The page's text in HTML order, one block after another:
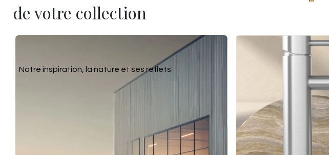
de votre collection
Notre inspiration, la nature et ses reflets